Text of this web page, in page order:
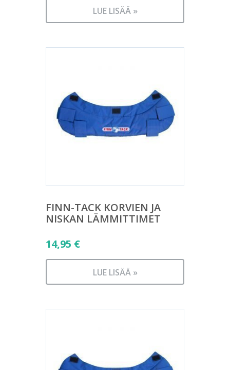
LUE LISÄÄ »
FINN-TACK KORVIEN JA
NISKAN LÄMMITTIMET
14,95 €
LUE LISÄÄ »